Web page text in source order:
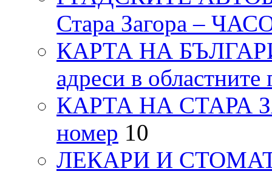
Стара Загора –
КАРТА НА
адреси в областните
КАРТА НА СТАРА
номер 10
ЛЕКАРИ И